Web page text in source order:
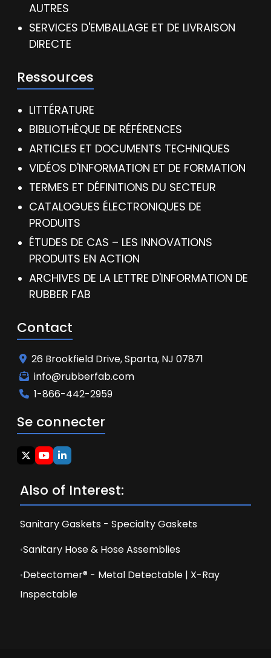
AUTRES
SERVICES D'EMBALLAGE ET DE LIVRAISON
DIRECTE
Ressources
LITTÉRATURE
BIBLIOTHÈQUE DE RÉFÉRENCES
ARTICLES ET DOCUMENTS TECHNIQUES
VIDÉOS D'INFORMATION ET DE FORMATION
TERMES ET DÉFINITIONS DU SECTEUR
CATALOGUES ÉLECTRONIQUES DE
PRODUITS
ÉTUDES DE CAS – LES INNOVATIONS
PRODUITS EN ACTION
ARCHIVES DE LA LETTRE D'INFORMATION DE
RUBBER FAB
Contact
26 Brookfield Drive, Sparta, NJ 07871
info@rubberfab.com
1-866-442-2959
Se connecter
Also of Interest:
Sanitary Gaskets - Specialty Gaskets
Sanitary Hose & Hose Assemblies
Detectomer® - Metal Detectable | X-Ray
Inspectable